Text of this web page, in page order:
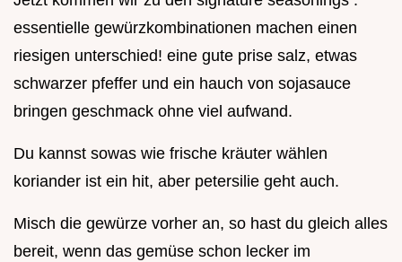
essentielle gewürzkombinationen machen einen
riesigen unterschied! eine gute prise salz, etwas
schwarzer pfeffer und ein hauch von sojasauce
bringen geschmack ohne viel aufwand.
Du kannst sowas wie frische kräuter wählen
koriander ist ein hit, aber petersilie geht auch.
Misch die gewürze vorher an, so hast du gleich alles
bereit, wenn das gemüse schon lecker im